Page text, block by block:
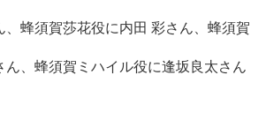
、蜂須賀莎花役に内田 彩さん、蜂須賀
、蜂須賀ミハイル役に逢坂良太さん